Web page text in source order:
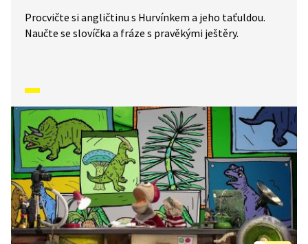
Procvičte si angličtinu s Hurvínkem a jeho taťuldou.
Naučte se slovíčka a fráze s pravěkými ještěry.